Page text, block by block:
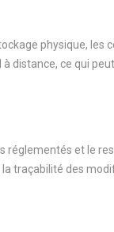
physique,
distance, ce qui
réglementés et le
traçabilité des